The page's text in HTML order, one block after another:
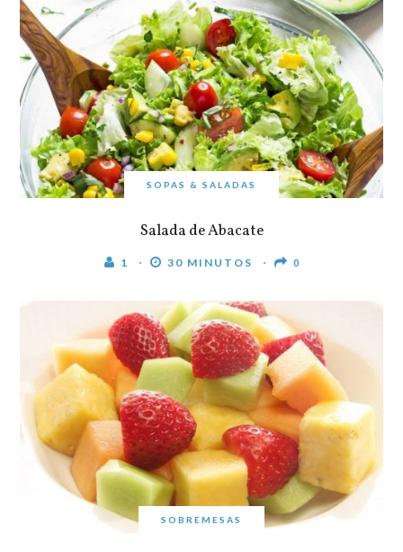
SOPAS & SALADAS
Salada de Abacate
1 30 MINUTOS 0
SOBREMESAS